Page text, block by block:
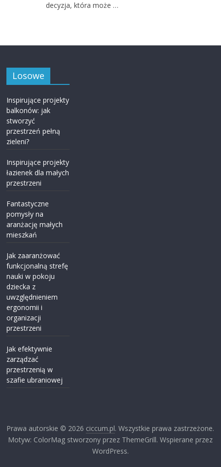
decyzja, która może …
Losowe
Inspirujące projekty
balkonów: jak
stworzyć
przestrzeń pełną
zieleni?
Inspirujące projekty
łazienek dla małych
przestrzeni
Fantastyczne
pomysły na
aranżację małych
mieszkań
Jak zaaranżować
funkcjonalną strefę
nauki w pokoju
dziecka z
uwzględnieniem
ergonomii i
organizacji
przestrzeni
Jak efektywnie
zarządzać
przestrzenią w
szafie ubraniowej
Prawa autorskie © 2026 ciccum.pl. Wszystkie prawa zastrzeżone.
Motyw: ColorMag stworzony przez ThemeGrill. Wspierane przez
WordPress.